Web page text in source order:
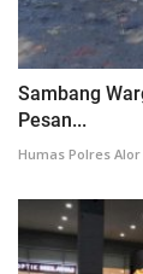
Sambang
Pesan...
Humas Polres Alor